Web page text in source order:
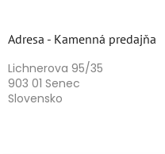
Adresa - Kamenná predajňa
Lichnerova 95/35
903 01 Senec
Slovensko